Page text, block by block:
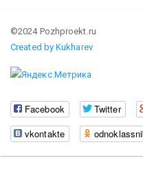
©2024 Pozhproekt.ru
Created by Kukharev
Facebook Twitter
vkontakte